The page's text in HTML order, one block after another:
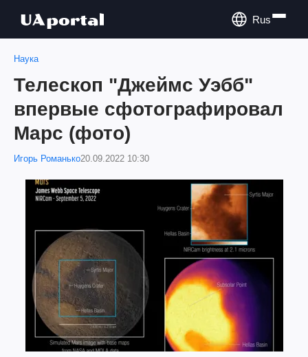
Rus
Наука
Телескоп "Джеймс Уэбб"
впервые сфотографировал
Марс (фото)
Игорь Романько20.09.2022 10:30